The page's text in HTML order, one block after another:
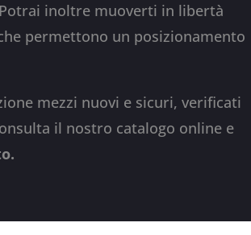
inoltre muoverti in libertà
permettono un posizionamento
mezzi nuovi e sicuri, verificati
il nostro catalogo online e